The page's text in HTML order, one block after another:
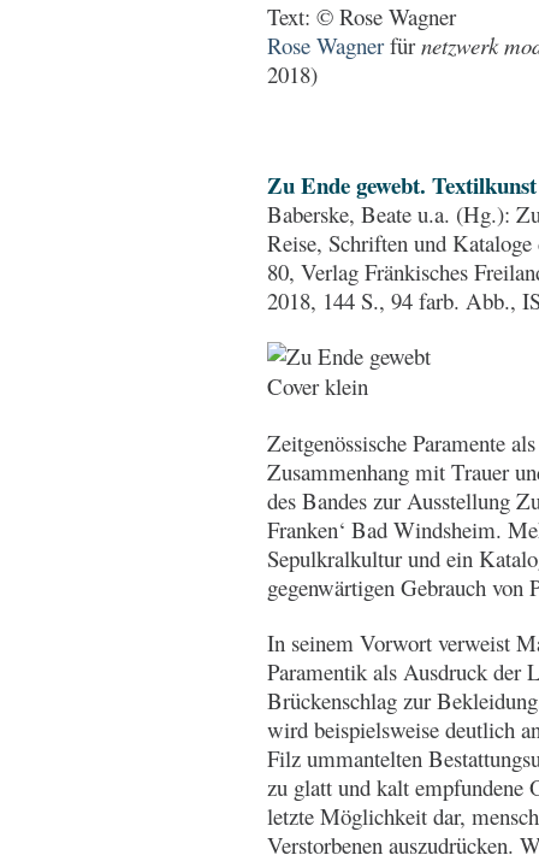
Text: © Rose Wagner
Rose Wagnerfürnetzwerk
2018)
Zu Ende gewebt.
Baberske, Beate u.a. (Hg.):
Reise, Schriften und
80, Verlag Fränkisches
2018, 144 S., 94 farb. Abb.,
Zeitgenössische Paramente
Zusammenhang mit Trauer
des Bandes zur Ausstellung
Franken‘ Bad Windsheim.
Sepulkralkultur und ein
gegenwärtigen Gebrauch
In seinem Vorwort verweist
Paramentik als Ausdruck
Brückenschlag zur
wird beispielsweise deutlich
Filz ummantelten
zu glatt und kalt empfundene
letzte Möglichkeit dar,
Verstorbenen auszudrücken.